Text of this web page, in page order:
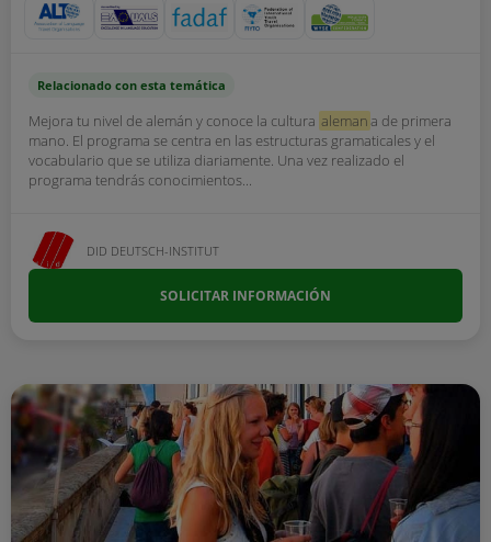
Relacionado con esta temática
Mejora tu nivel de alemán y conoce la cultura alemana de primera
mano. El programa se centra en las estructuras gramaticales y el
vocabulario que se utiliza diariamente. Una vez realizado el
programa tendrás conocimientos...
DID DEUTSCH-INSTITUT
SOLICITAR INFORMACIÓN